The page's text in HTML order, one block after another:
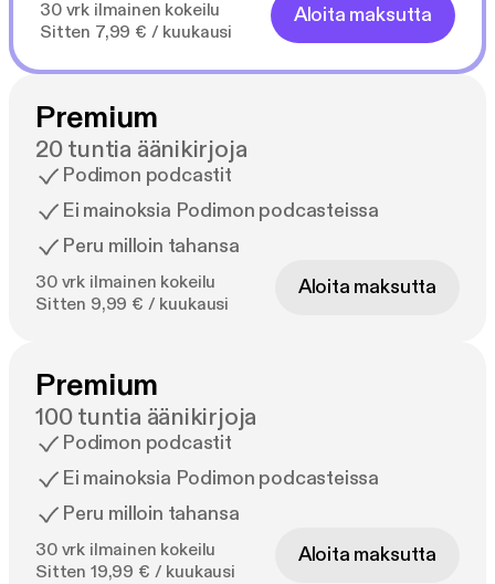
30 vrk ilmainen kokeilu
Sitten 7,99 € / kuukausi
Aloita maksutta
Premium
20 tuntia äänikirjoja
Podimon podcastit
Ei mainoksia Podimon podcasteissa
Peru milloin tahansa
30 vrk ilmainen kokeilu
Sitten 9,99 € / kuukausi
Aloita maksutta
Premium
100 tuntia äänikirjoja
Podimon podcastit
Ei mainoksia Podimon podcasteissa
Peru milloin tahansa
30 vrk ilmainen kokeilu
Sitten 19,99 € / kuukausi
Aloita maksutta